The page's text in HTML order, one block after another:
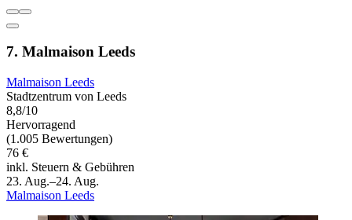
7. Malmaison Leeds
Malmaison Leeds
Stadtzentrum von Leeds
8,8/10
Hervorragend
(1.005 Bewertungen)
76 €
inkl. Steuern & Gebühren
23. Aug.–24. Aug.
Malmaison Leeds